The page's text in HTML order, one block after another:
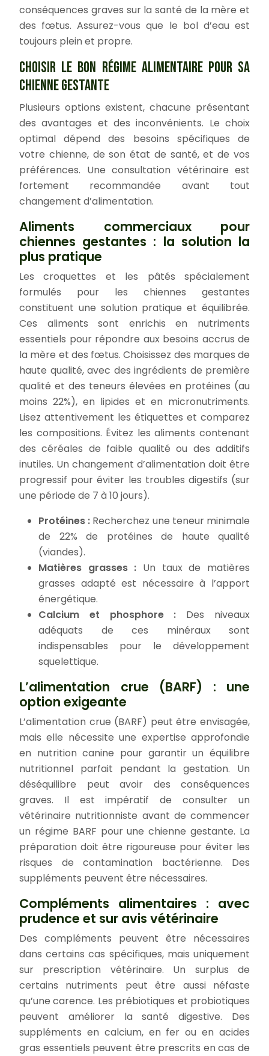
conséquences graves sur la santé de la mère et
des fœtus. Assurez-vous que le bol d’eau est
toujours plein et propre.
CHOISIR LE BON RÉGIME ALIMENTAIRE POUR SA
CHIENNE GESTANTE
Plusieurs options existent, chacune présentant
des avantages et des inconvénients. Le choix
optimal dépend des besoins spécifiques de
votre chienne, de son état de santé, et de vos
préférences. Une consultation vétérinaire est
fortement recommandée avant tout
changement d’alimentation.
Aliments commerciaux pour
chiennes gestantes : la solution la
plus pratique
Les croquettes et les pâtés spécialement
formulés pour les chiennes gestantes
constituent une solution pratique et équilibrée.
Ces aliments sont enrichis en nutriments
essentiels pour répondre aux besoins accrus de
la mère et des fœtus. Choisissez des marques de
haute qualité, avec des ingrédients de première
qualité et des teneurs élevées en protéines (au
moins 22%), en lipides et en micronutriments.
Lisez attentivement les étiquettes et comparez
les compositions. Évitez les aliments contenant
des céréales de faible qualité ou des additifs
inutiles. Un changement d’alimentation doit être
progressif pour éviter les troubles digestifs (sur
une période de 7 à 10 jours).
Protéines : Recherchez une teneur minimale
de 22% de protéines de haute qualité
(viandes).
Matières grasses : Un taux de matières
grasses adapté est nécessaire à l’apport
énergétique.
Calcium et phosphore : Des niveaux
adéquats de ces minéraux sont
indispensables pour le développement
squelettique.
L’alimentation crue (BARF) : une
option exigeante
L’alimentation crue (BARF) peut être envisagée,
mais elle nécessite une expertise approfondie
en nutrition canine pour garantir un équilibre
nutritionnel parfait pendant la gestation. Un
déséquilibre peut avoir des conséquences
graves. Il est impératif de consulter un
vétérinaire nutritionniste avant de commencer
un régime BARF pour une chienne gestante. La
préparation doit être rigoureuse pour éviter les
risques de contamination bactérienne. Des
suppléments peuvent être nécessaires.
Compléments alimentaires : avec
prudence et sur avis vétérinaire
Des compléments peuvent être nécessaires
dans certains cas spécifiques, mais uniquement
sur prescription vétérinaire. Un surplus de
certains nutriments peut être aussi néfaste
qu’une carence. Les prébiotiques et probiotiques
peuvent améliorer la santé digestive. Des
suppléments en calcium, en fer ou en acides
gras essentiels peuvent être prescrits en cas de